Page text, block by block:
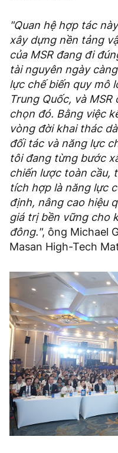
"Quan hệ hợp tác
xây dựng nền tảng
của MSR đang đi
tài nguyên ngày
lực chế biến quy mô
Trung Quốc, và
chọn đó. Bằng việc
vòng đời khai thác
đối tác và năng lực
tôi đang từng bước
chiến lược toàn cầu,
tích hợp là năng lực
định, nâng cao hiệu
giá trị bền vững cho
đông.", ông Michael
Masan High-Tech